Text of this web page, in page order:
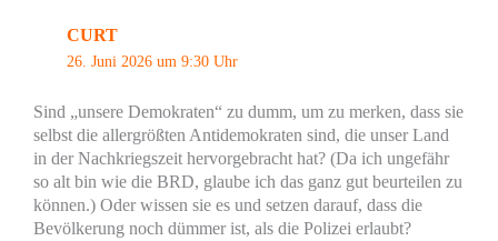
CURT
26. Juni 2026 um 9:30 Uhr
Sind „unsere Demokraten“ zu dumm, um zu merken, dass sie
selbst die allergrößten Antidemokraten sind, die unser Land
in der Nachkriegszeit hervorgebracht hat? (Da ich ungefähr
so alt bin wie die BRD, glaube ich das ganz gut beurteilen zu
können.) Oder wissen sie es und setzen darauf, dass die
Bevölkerung noch dümmer ist, als die Polizei erlaubt?